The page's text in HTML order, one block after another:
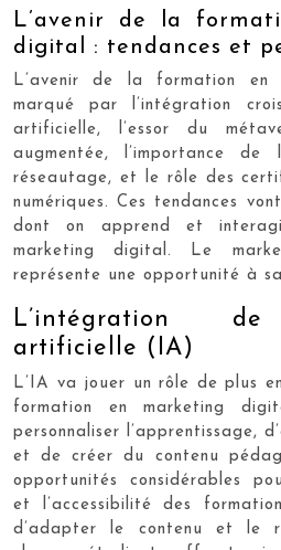
L’avenir de la
digital : tendances et
L’avenir de la formation en
marqué par l’intégration
artificielle, l’essor du
augmentée, l’importance
réseautage, et le rôle des
numériques. Ces tendances
dont on apprend et
marketing digital. Le
représente une opportunité à
L’intégration de
artificielle (IA)
L’IA va jouer un rôle de plus
formation en marketing
personnaliser l’apprentissage,
et de créer du contenu
opportunités considérables
et l’accessibilité des
d’adapter le contenu et le